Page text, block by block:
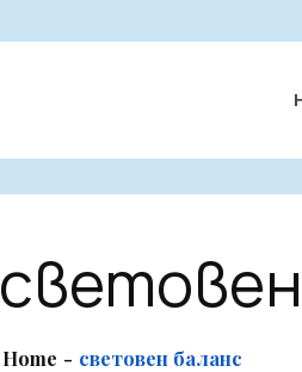
Home световен баланс